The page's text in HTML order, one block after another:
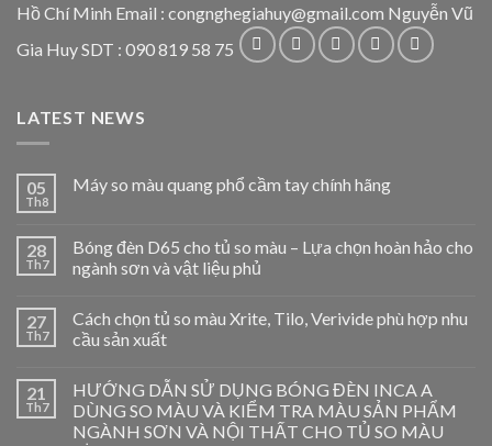
Hồ Chí Minh Email : congnghegiahuy@gmail.com Nguyễn Vũ
Gia Huy SDT : 090 819 58 75
LATEST NEWS
05
Th8
Máy so màu quang phổ cầm tay chính hãng
28
Th7
Bóng đèn D65 cho tủ so màu – Lựa chọn hoàn hảo cho
ngành sơn và vật liệu phủ
27
Th7
Cách chọn tủ so màu Xrite, Tilo, Verivide phù hợp nhu
cầu sản xuất
21
Th7
HƯỚNG DẪN SỬ DỤNG BÓNG ĐÈN INCA A
DÙNG SO MÀU VÀ KIỂM TRA MÀU SẢN PHẨM
NGÀNH SƠN VÀ NỘI THẤT CHO TỦ SO MÀU